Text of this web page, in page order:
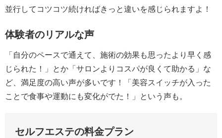
並行してコツコツ続ければきっと違いを感じられますよ！
体験者のリアルな声
「自分のペースで通えて、施術の効果も思ったより早く感
じられた！」とか「サロンよりコスパが良くて助かる」な
ど、満足度の高い声が多いです！「美容スイッチが入った
ことで食事や運動にも変化がでた！」という声も。
セルフエステの料金プラン